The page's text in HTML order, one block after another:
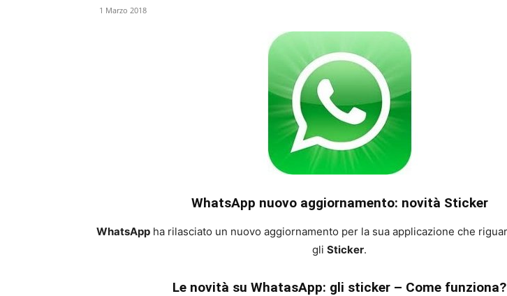
1 Marzo 2018
WhatsApp nuovo aggiornamento: novità Sticker
WhatsApp ha rilasciato un nuovo aggiornamento per la sua applicazione che
gli Sticker.
Le novità su WhatasApp: gli sticker – Come funziona?